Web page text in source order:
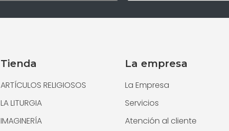
Tienda
ARTÍCULOS RELIGIOSOS
LA LITURGIA
IMAGINERÍA
La empresa
La Empresa
Servicios
Atención al cliente